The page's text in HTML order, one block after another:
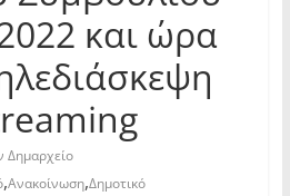
και ώρα
Δημαρχείο
,Ανακοίνωση,Δημοτικό